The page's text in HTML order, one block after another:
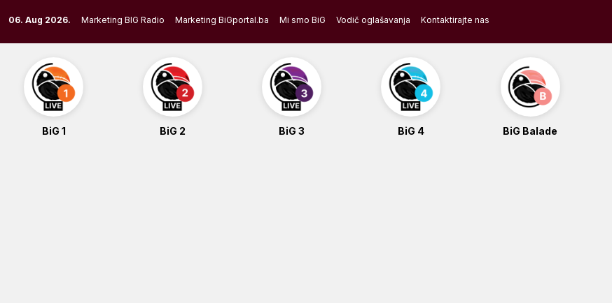
to
content
06. Aug 2026. Marketing BIG Radio Marketing BiGportal.ba Mi smo BiG Vodič oglašavanja Kontaktirajte nas
BiG 1 BiG 2 BiG 3 BiG 4 BiG Balade